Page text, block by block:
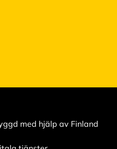
med hjälp av Finland